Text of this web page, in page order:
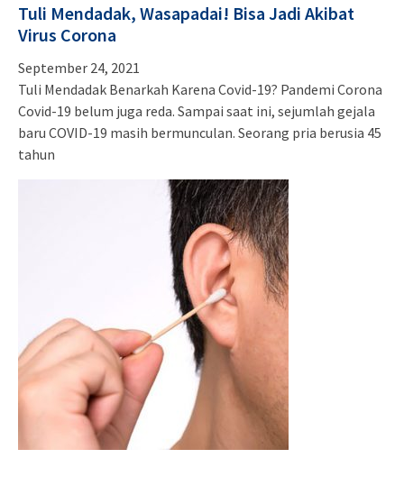
Tuli Mendadak, Wasapadai! Bisa Jadi Akibat
Virus Corona
September 24, 2021
Tuli Mendadak Benarkah Karena Covid-19? Pandemi Corona
Covid-19 belum juga reda. Sampai saat ini, sejumlah gejala
baru COVID-19 masih bermunculan. Seorang pria berusia 45
tahun